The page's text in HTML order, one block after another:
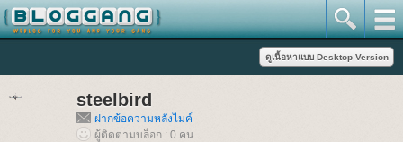
steelbird
ฝากข้อความหลังไมค์
ผู้ติดตามบล็อก : 0 คน